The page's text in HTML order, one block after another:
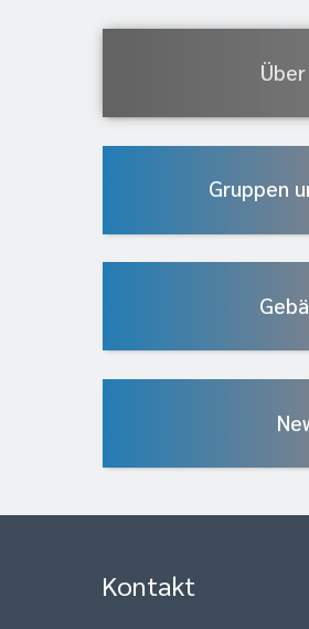
Gruppen
Kontakt